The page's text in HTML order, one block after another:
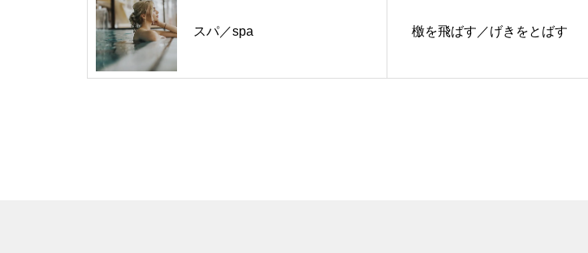
スパ／spa 檄を飛ばす／げきをとばす